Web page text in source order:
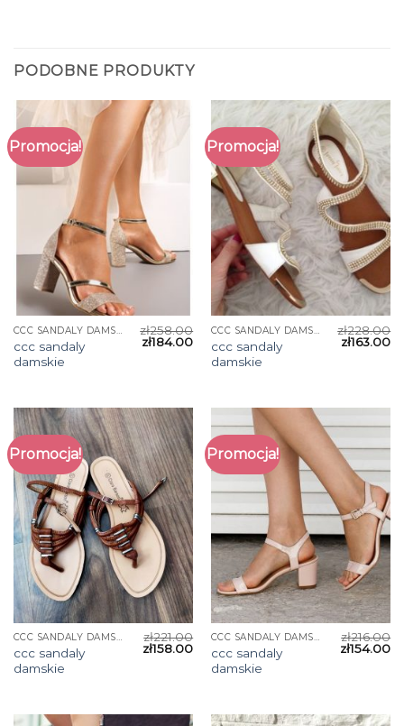
PODOBNE PRODUKTY
Promocja!
CCC SANDALY DAMSKIE
ccc sandaly
damskie
zł258.00
zł184.00
Promocja!
CCC SANDALY DAMSKIE
ccc sandaly
damskie
zł228.00
zł163.00
Promocja!
CCC SANDALY DAMSKIE
ccc sandaly
damskie
zł221.00
zł158.00
Promocja!
CCC SANDALY DAMSKIE
ccc sandaly
damskie
zł216.00
zł154.00